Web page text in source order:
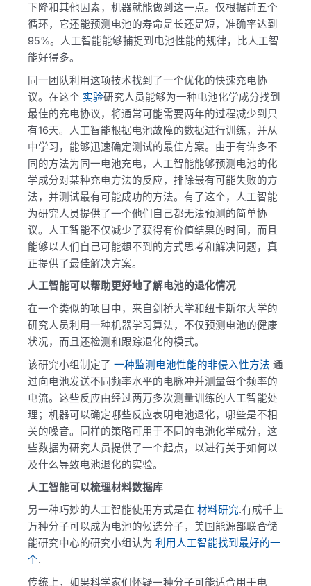
下降和其他因素，机器就能做到这一点。仅根据前五个
循环，它还能预测电池的寿命是长还是短，准确率达到
95%。人工智能能够捕捉到电池性能的规律，比人工智
能好得多。
同一团队利用这项技术找到了一个优化的快速充电协
议。在这个 实验研究人员能够为一种电池化学成分找到
最佳的充电协议，将通常可能需要两年的过程减少到只
有16天。人工智能根据电池故障的数据进行训练，并从
中学习，能够迅速确定测试的最佳方案。由于有许多不
同的方法为同一电池充电，人工智能能够预测电池的化
学成分对某种充电方法的反应，排除最有可能失败的方
法，并测试最有可能成功的方法。有了这个，人工智能
为研究人员提供了一个他们自己都无法预测的简单协
议。人工智能不仅减少了获得有价值结果的时间，而且
能够以人们自己可能想不到的方式思考和解决问题，真
正提供了最佳解决方案。
人工智能可以帮助更好地了解电池的退化情况
在一个类似的项目中，来自剑桥大学和纽卡斯尔大学的
研究人员利用一种机器学习算法，不仅预测电池的健康
状况，而且还检测和跟踪退化的模式。
该研究小组制定了 一种监测电池性能的非侵入性方法 通
过向电池发送不同频率水平的电脉冲并测量每个频率的
电流。这些反应由经过两万多次测量训练的人工智能处
理；机器可以确定哪些反应表明电池退化，哪些是不相
关的噪音。同样的策略可用于不同的电池化学成分，这
些数据为研究人员提供了一个起点，以进行关于如何以
及什么导致电池退化的实验。
人工智能可以梳理材料数据库
另一种巧妙的人工智能使用方式是在 材料研究.有成千上
万种分子可以成为电池的候选分子，美国能源部联合储
能研究中心的研究小组认为 利用人工智能找到最好的一
个.
传统上，如果科学家们怀疑一种分子可能适合用于电